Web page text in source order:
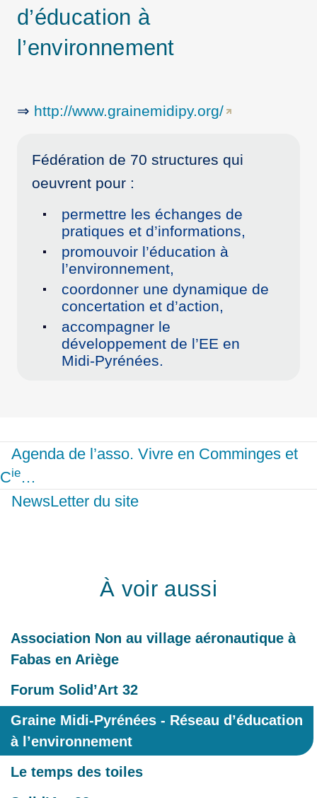
d’éducation à
l’environnement
⇒ http://www.grainemidipy.org/
Fédération de 70 structures qui
oeuvrent pour :
permettre les échanges de
pratiques et d’informations,
promouvoir l’éducation à
l’environnement,
coordonner une dynamique de
concertation et d’action,
accompagner le
développement de l’EE en
Midi-Pyrénées.
Agenda de l’asso. Vivre en Comminges et
Cie…
NewsLetter du site
À voir aussi
Association Non au village aéronautique à
Fabas en Ariège
Forum Solid’Art 32
Graine Midi-Pyrénées - Réseau d’éducation
à l’environnement
Le temps des toiles